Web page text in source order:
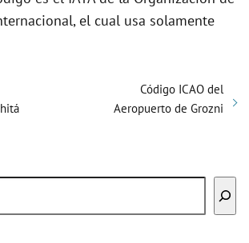
el cual usa solamente
Código ICAO del
Aeropuerto de Grozni